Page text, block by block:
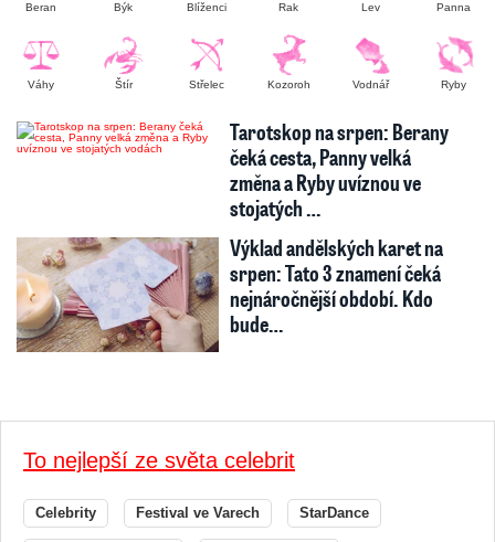
Beran Býk Blíženci Rak Lev Panna
Váhy Štír Střelec Kozoroh Vodnář Ryby
Tarotskop na srpen: Berany
čeká cesta, Panny velká
změna a Ryby uvíznou ve
stojatých …
Výklad andělských karet na
srpen: Tato 3 znamení čeká
nejnáročnější období. Kdo
bude…
To nejlepší ze světa celebrit
Celebrity Festival ve Varech StarDance